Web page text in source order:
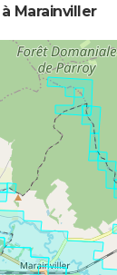
Marainviller